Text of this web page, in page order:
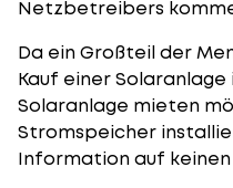
Netzbetreibers
Da ein Großteil der
Kauf einer
Solaranlage mieten
Stromspeicher
Information auf keinen